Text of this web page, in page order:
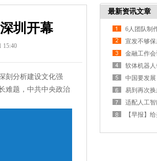
圳开幕
15:40
刻分析建设文化强
难题，中共中央政治
最新资讯文章
6人团队制
最初都没想
宣发不够
为何集体“
金融工作
的FinTech
软体机器
于采集珊瑚
中国要发展
易到再次
适配人工
闹AI里的
【早报】